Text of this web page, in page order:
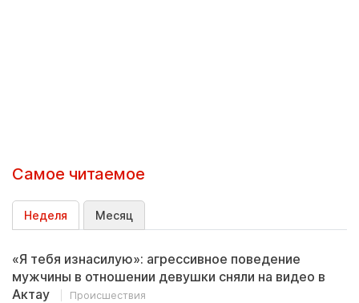
Самое читаемое
Неделя Месяц
«Я тебя изнасилую»: агрессивное поведение
мужчины в отношении девушки сняли на видео в
Актау
Происшествия